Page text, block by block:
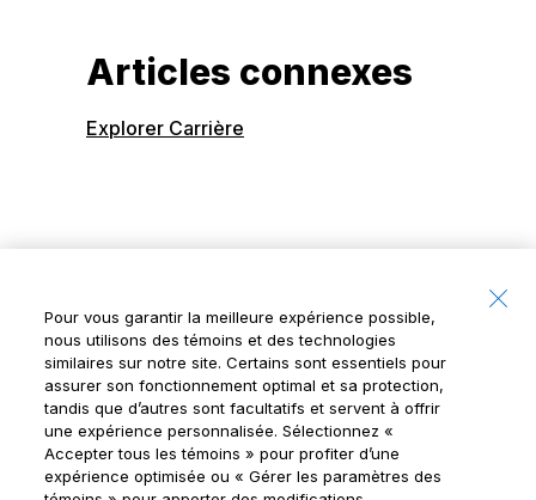
Articles connexes
Explorer Carrière
Pour vous garantir la meilleure expérience possible,
nous utilisons des témoins et des technologies
similaires sur notre site. Certains sont essentiels pour
assurer son fonctionnement optimal et sa protection,
tandis que d’autres sont facultatifs et servent à offrir
une expérience personnalisée. Sélectionnez «
Accepter tous les témoins » pour profiter d’une
expérience optimisée ou « Gérer les paramètres des